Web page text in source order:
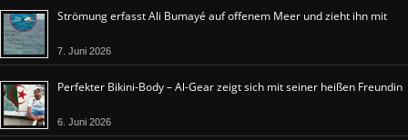
Strömung erfasst Ali Bumayé auf offenem Meer und zieht ihn mit
7. Juni 2026
Perfekter Bikini-Body – Al-Gear zeigt sich mit seiner heißen Freundin
6. Juni 2026